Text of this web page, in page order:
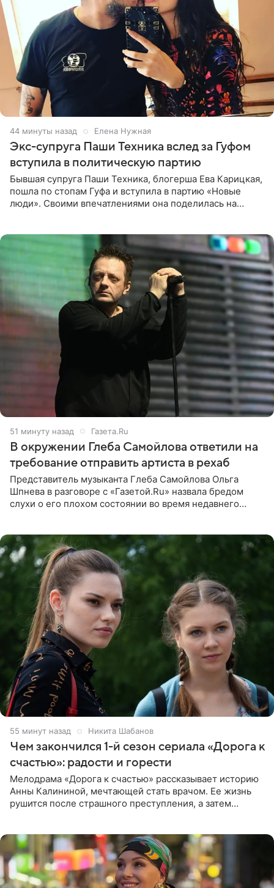
44 минуты назад Елена Нужная
Экс-супруга Паши Техника вслед за Гуфом
вступила в политическую партию
Бывшая супруга Паши Техника, блогерша Ева Карицкая,
пошла по стопам Гуфа и вступила в партию «Новые
люди». Своими впечатлениями она поделилась на
51 минуту назад Газета.Ru
В окружении Глеба Самойлова ответили на
требование отправить артиста в рехаб
Представитель музыканта Глеба Самойлова Ольга
Шпнева в разговоре с «Газетой.Ru» назвала бредом
слухи о его плохом состоянии во время недавнего
55 минут назад Никита Шабанов
Чем закончился 1-й сезон сериала «Дорога к
счастью»: радости и горести
Мелодрама «Дорога к счастью» рассказывает историю
Анны Калининой, мечтающей стать врачом. Ее жизнь
рушится после страшного преступления, а затем